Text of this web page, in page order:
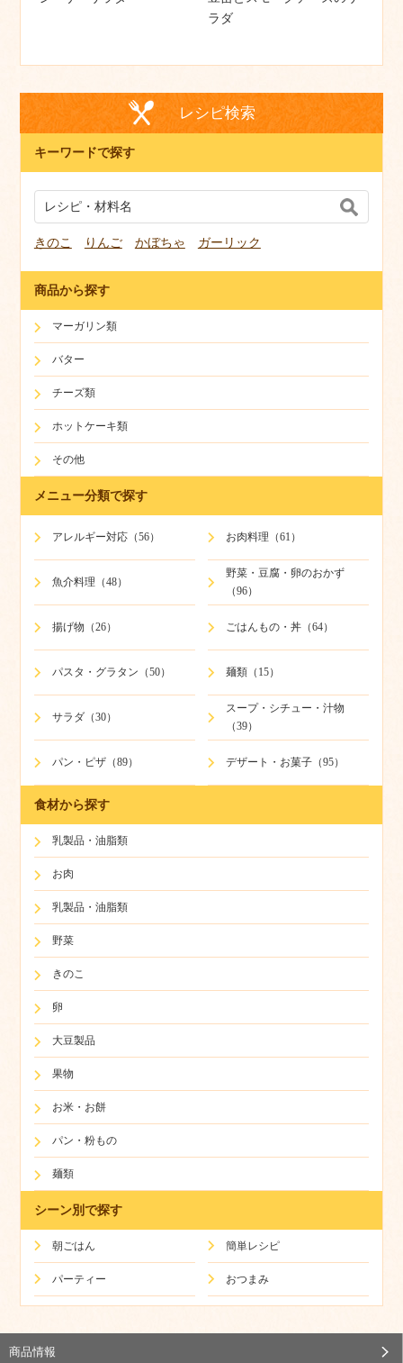
ラダ
レシピ検索
キーワードで探す
きのこ りんご かぼちゃ ガーリック
商品から探す
マーガリン類
バター
チーズ類
ホットケーキ類
その他
メニュー分類で探す
アレルギー対応（56） お肉料理（61）
魚介料理（48）
野菜・豆腐・卵のおかず
（96）
揚げ物（26） ごはんもの・丼（64）
パスタ・グラタン（50） 麺類（15）
サラダ（30）
スープ・シチュー・汁物
（39）
パン・ピザ（89） デザート・お菓子（95）
食材から探す
乳製品・油脂類
お肉
乳製品・油脂類
野菜
きのこ
卵
大豆製品
果物
お米・お餅
パン・粉もの
麺類
シーン別で探す
朝ごはん 簡単レシピ
パーティー おつまみ
商品情報